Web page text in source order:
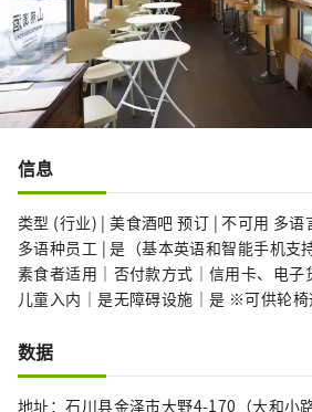
信息
类型 (行业) | 美食酒吧 预订 | 不可用 多
多语种员工 | 是（基本英语和智能手机支持
素食者适用｜否付款方式｜信用卡、电
儿童入内｜是无障碍设施｜是 ※可供轮椅
数据
地址：石川县金泽市大野4-170（大和小